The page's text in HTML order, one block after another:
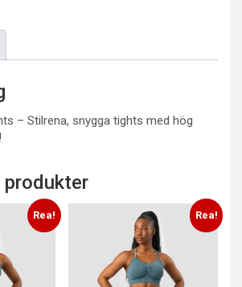
– Stilrena, snygga tights med hög
produkter
Rea! Rea!